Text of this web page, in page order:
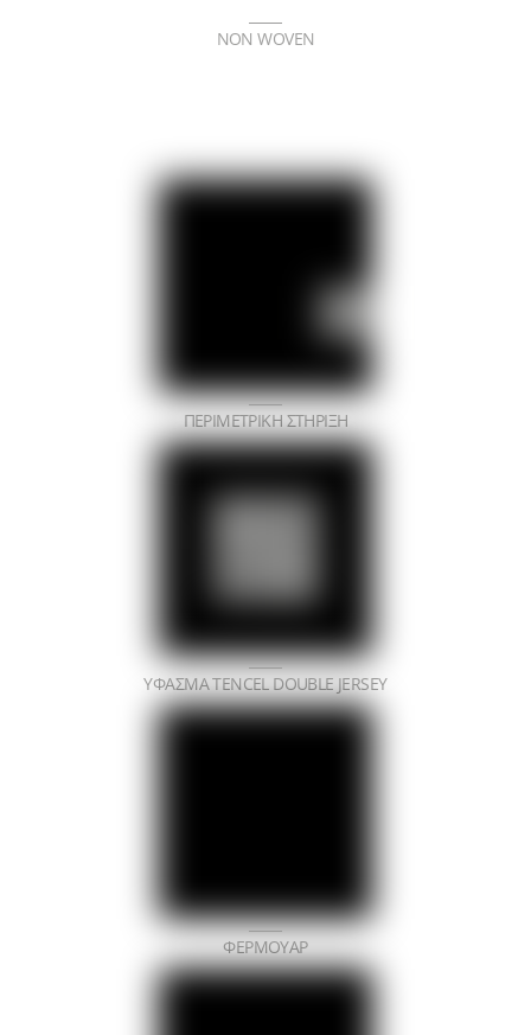
NON WOVEN
ΠΕΡΙΜΕΤΡΙΚΗ ΣΤΗΡΙΞΗ
ΥΦΑΣΜΑ ΤΕNCEL DOUBLE JERSEY
ΦΕΡΜΟΥΑΡ